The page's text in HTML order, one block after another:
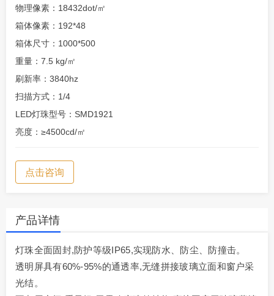
物理像素：18432dot/㎡
箱体像素：192*48
箱体尺寸：1000*500
重量：7.5 kg/㎡
刷新率：3840hz
扫描方式：1/4
LED灯珠型号：SMD1921
亮度：≥4500cd/㎡
点击咨询
产品详情
灯珠全面固封,防护等级IP65,实现防水、防尘、防撞击。
透明屏具有60%-95%的通透率,无缝拼接玻璃立面和窗户采
光结。